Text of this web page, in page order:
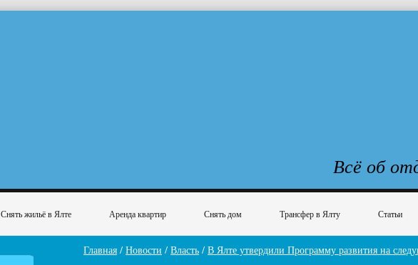
Всё об
Снять жильё в Ялте Аренда квартир Снять дом Трансфер в Ялту Статьи
Главная / Новости / Власть / В Ялте утвердили Программу развития на